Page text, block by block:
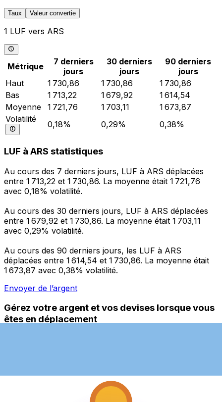
Taux Valeur convertie
1 LUF vers ARS
Métrique
7 derniers
jours
30 derniers
jours
90 derniers
jours
Haut
1 730,86 1 730,86
1 730,86
Bas
1 713,22 1 679,92
1 614,54
Moyenne
1 721,76 1 703,11
1 673,87
Volatilité
0,18% 0,29% 0,38%
LUF à ARS statistiques
Au cours des 7 derniers jours, LUF à ARS déplacées
entre 1 713,22 et 1 730,86. La moyenne était 1 721,76
avec 0,18% volatilité.
Au cours des 30 derniers jours, LUF à ARS déplacées
entre 1 679,92 et 1 730,86. La moyenne était 1 703,11
avec 0,29% volatilité.
Au cours des 90 derniers jours, les LUF à ARS
déplacées entre 1 614,54 et 1 730,86. La moyenne était
1 673,87 avec 0,38% volatilité.
Envoyer de l’argent
Gérez votre argent et vos devises lorsque vous
êtes en déplacement
l'argent à l'étranger sans frais cachés. Téléchargez
l'application dès aujourd'hui !